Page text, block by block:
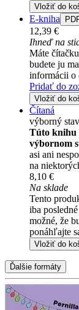
Vložiť do
E-kniha
12,39 €
Ihneď na
Máte
budete ju
informácii o
Pridať do
Vložiť do
Čítaná
výborný stav
Túto knihu
výbornom
asi ani
na
8,10 €
Na sklade
Tento
iba
možné, že
ponáhľajte
Vložiť do
Ďalšie formáty